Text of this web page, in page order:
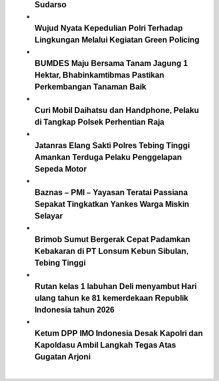
Sudarso
Wujud Nyata Kepedulian Polri Terhadap
Lingkungan Melalui Kegiatan Green Policing
BUMDES Maju Bersama Tanam Jagung 1
Hektar, Bhabinkamtibmas Pastikan
Perkembangan Tanaman Baik
Curi Mobil Daihatsu dan Handphone, Pelaku
di Tangkap Polsek Perhentian Raja
Jatanras Elang Sakti Polres Tebing Tinggi
Amankan Terduga Pelaku Penggelapan
Sepeda Motor
Baznas – PMI – Yayasan Teratai Passiana
Sepakat Tingkatkan Yankes Warga Miskin
Selayar
Brimob Sumut Bergerak Cepat Padamkan
Kebakaran di PT Lonsum Kebun Sibulan,
Tebing Tinggi
Rutan kelas 1 labuhan Deli menyambut Hari
ulang tahun ke 81 kemerdekaan Republik
Indonesia tahun 2026
Ketum DPP IMO Indonesia Desak Kapolri dan
Kapoldasu Ambil Langkah Tegas Atas
Gugatan Arjoni